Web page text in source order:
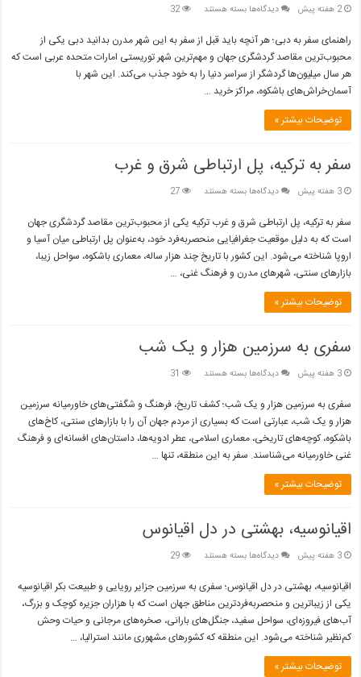
2 هفته پیش دیدگاه‌هابرای
سفر
به
دبی
بسته هستند 32
راهنمای سفر به دبی؛ هر آنچه باید قبل از سفر به این شهر مدرن بدانید دبی یکی از
محبوب‌ترین مقاصد گردشگری جهان و مهم‌ترین شهر توریستی امارات متحده عربی است که
هر سال میلیون‌ها گردشگر از سراسر دنیا را به خود جذب می‌کند. این شهر با
آسمان‌خراش‌های باشکوه، مراکز خرید …
توضیحات بیشتر »
سفر به ترکیه، پل ارتباطی شرق و غرب
3 هفته پیش دیدگاه‌هابرای
به
ترکیه،
پل
ارتباطی
شرق
بسته هستند 27
سفر به ترکیه، پل ارتباطی شرق و غرب ترکیه یکی از محبوب‌ترین مقاصد گردشگری جهان
است که به دلیل موقعیت جغرافیایی منحصربه‌فرد خود، به‌عنوان پل ارتباطی میان آسیا و
اروپا شناخته می‌شود. این کشور با تاریخ چند هزار ساله، معماری باشکوه، سواحل زیبا،
بازارهای سنتی، شهرهای مدرن و فرهنگ غنی، …
توضیحات بیشتر »
سفری به سرزمین هزار و یک شب
3 هفته پیش دیدگاه‌هابرای
به
سرزمین
هزار
و
یک
بسته هستند 31
سفری به سرزمین هزار و یک شب؛ کشف تاریخ، فرهنگ و شگفتی‌های خاورمیانه سرزمین
هزار و یک شب، عبارتی است که بسیاری از مردم جهان آن را با بازارهای سنتی، کاخ‌های
باشکوه، کوچه‌های تاریخی، معماری اسلامی، عطر ادویه‌ها، داستان‌های افسانه‌ای و فرهنگ
غنی خاورمیانه می‌شناسند. سفر به این منطقه، تنها …
توضیحات بیشتر »
اقیانوسیه، بهشتی در دل اقیانوس
3 هفته پیش دیدگاه‌هابرای
بهشتی
در
دل
اقیانوس
بسته هستند 29
اقیانوسیه، بهشتی در دل اقیانوس؛ سفری به سرزمین جزایر رویایی و طبیعت بکر اقیانوسیه
یکی از زیباترین و منحصربه‌فردترین مناطق جهان است که با هزاران جزیره کوچک و بزرگ،
آب‌های فیروزه‌ای، سواحل سفید، جنگل‌های بارانی، صخره‌های مرجانی و حیات وحش
کم‌نظیر شناخته می‌شود. این منطقه که کشورهای مشهوری مانند استرالیا، …
توضیحات بیشتر »